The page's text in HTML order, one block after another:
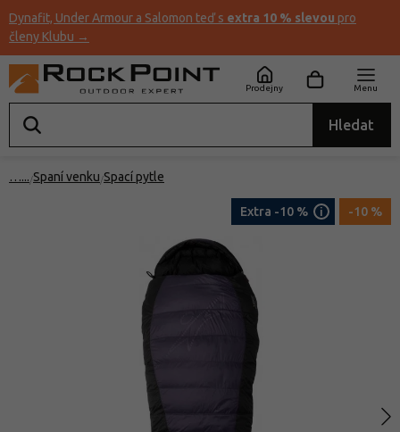
Dynafit, Under Armour a Salomon teď s extra 10 % slevou pro
členy Klubu →
Hledat
Prodejny Menu
… Spaní venku Spací pytle
-10 %
Extra -10 % i